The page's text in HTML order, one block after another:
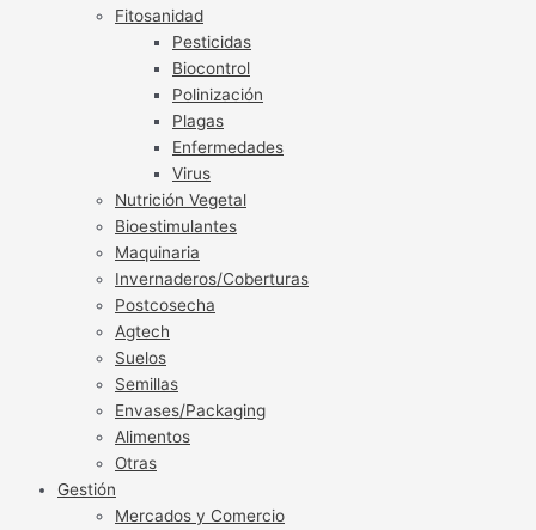
Fitosanidad
Pesticidas
Biocontrol
Polinización
Plagas
Enfermedades
Virus
Nutrición Vegetal
Bioestimulantes
Maquinaria
Invernaderos/Coberturas
Postcosecha
Agtech
Suelos
Semillas
Envases/Packaging
Alimentos
Otras
Gestión
Mercados y Comercio